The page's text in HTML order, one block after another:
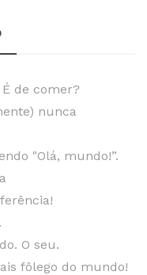
de comer?
nunca
"Olá, mundo!”.
O seu.
fôlego do mundo!